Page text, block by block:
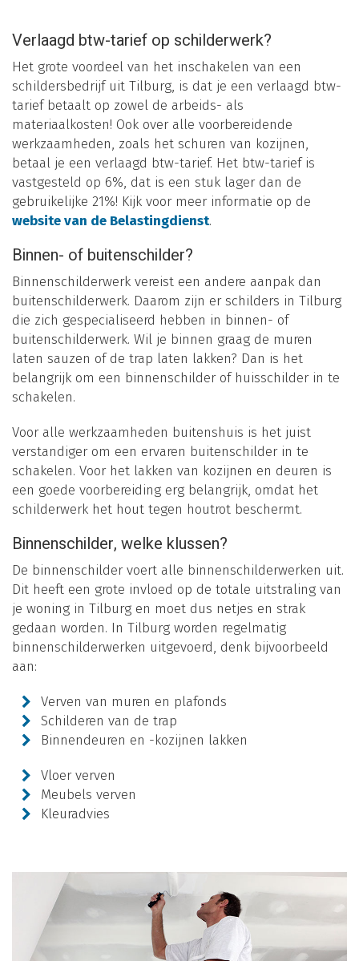
Verlaagd btw-tarief op schilderwerk?
Het grote voordeel van het inschakelen van een
schildersbedrijf uit Tilburg, is dat je een verlaagd btw-
tarief betaalt op zowel de arbeids- als
materiaalkosten! Ook over alle voorbereidende
werkzaamheden, zoals het schuren van kozijnen,
betaal je een verlaagd btw-tarief. Het btw-tarief is
vastgesteld op 6%, dat is een stuk lager dan de
gebruikelijke 21%! Kijk voor meer informatie op de
website van de Belastingdienst.
Binnen- of buitenschilder?
Binnenschilderwerk vereist een andere aanpak dan
buitenschilderwerk. Daarom zijn er schilders in Tilburg
die zich gespecialiseerd hebben in binnen- of
buitenschilderwerk. Wil je binnen graag de muren
laten sauzen of de trap laten lakken? Dan is het
belangrijk om een binnenschilder of huisschilder in te
schakelen.
Voor alle werkzaamheden buitenshuis is het juist
verstandiger om een ervaren buitenschilder in te
schakelen. Voor het lakken van kozijnen en deuren is
een goede voorbereiding erg belangrijk, omdat het
schilderwerk het hout tegen houtrot beschermt.
Binnenschilder, welke klussen?
De binnenschilder voert alle binnenschilderwerken uit.
Dit heeft een grote invloed op de totale uitstraling van
je woning in Tilburg en moet dus netjes en strak
gedaan worden. In Tilburg worden regelmatig
binnenschilderwerken uitgevoerd, denk bijvoorbeeld
aan:
Verven van muren en plafonds
Schilderen van de trap
Binnendeuren en -kozijnen lakken
Vloer verven
Meubels verven
Kleuradvies